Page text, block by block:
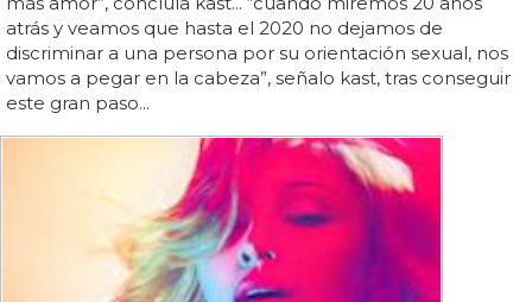
atrás y veamos que hasta el 2020 no dejamos de
discriminar a una persona por su orientación sexual, nos
vamos a pegar en la cabeza”, señalo kast, tras conseguir
este gran paso...